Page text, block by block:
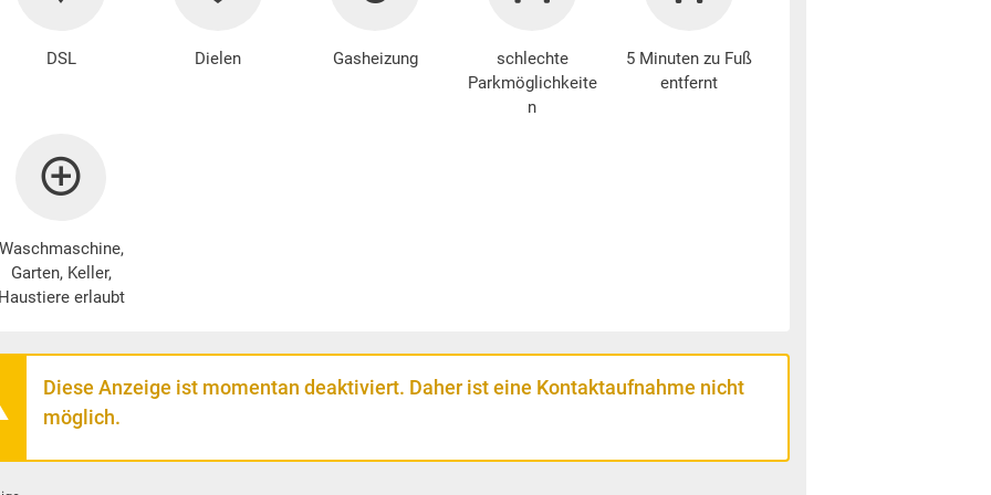
DSL Dielen Gasheizung
schlechte
Parkmöglichkeite
n
5 Minuten zu Fuß
entfernt
,
Garten, Keller,
erlaubt
Diese Anzeige ist momentan deaktiviert. Daher ist eine Kontaktaufnahme nicht
möglich.